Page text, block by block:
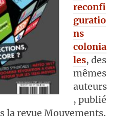
reconfi
guratio
ns
colonia
les, des
mêmes
auteurs
, publié
la revue Mouvements.